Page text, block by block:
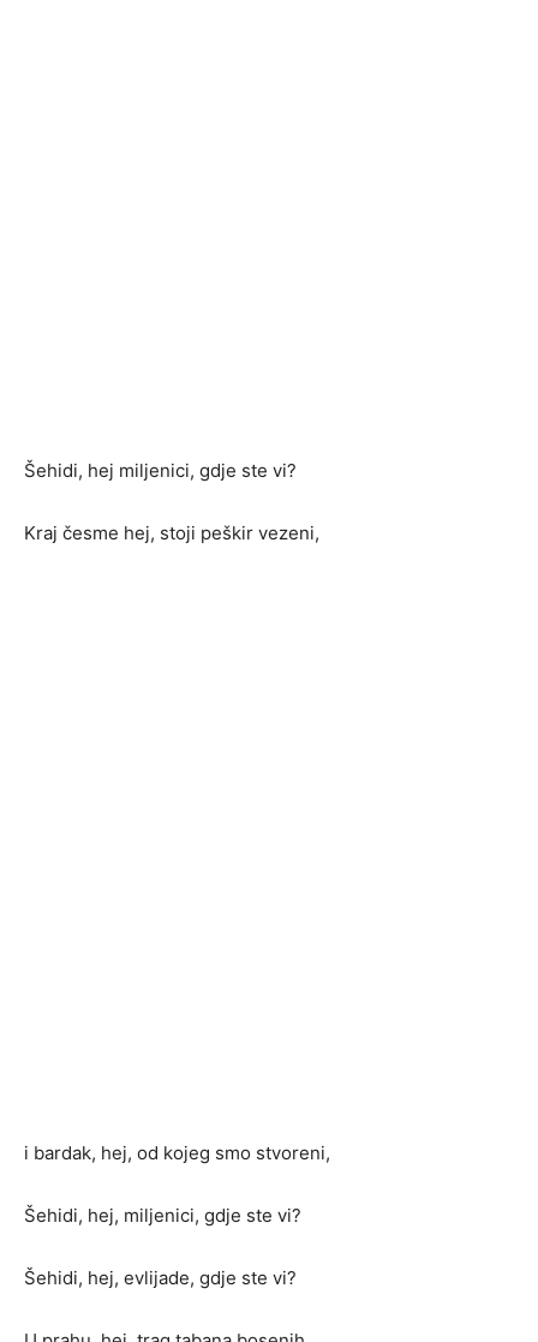
Šehidi, hej miljenici, gdje ste vi?
Kraj česme hej, stoji peškir vezeni,
i bardak, hej, od kojeg smo stvoreni,
Šehidi, hej, miljenici, gdje ste vi?
Šehidi, hej, evlijade, gdje ste vi?